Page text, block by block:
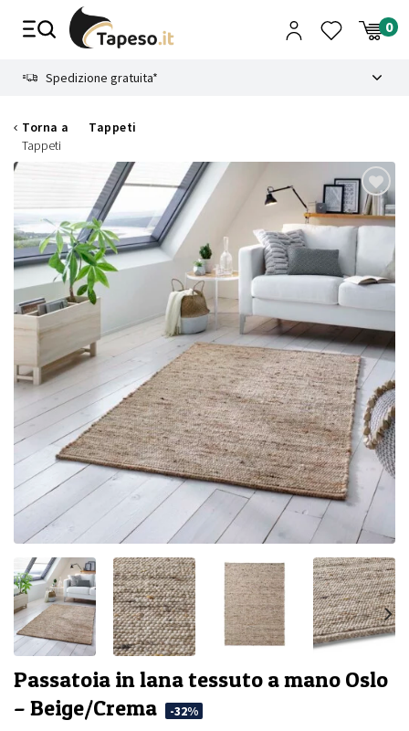
Spedizione gratuita*
Torna a
Tappeti
Tappeti
Passatoia in lana tessuto a mano Oslo
– Beige/Crema
-32%